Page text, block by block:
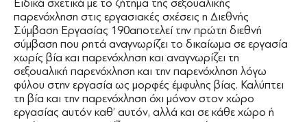
Ειδικά σχετικά με το ζήτημα της σεξουαλικής
παρενόχληση στις εργασιακές σχέσεις η Διεθνής
Σύμβαση Εργασίας 190αποτελεί την πρώτη διεθνή
σύμβαση που ρητά αναγνωρίζει το δικαίωμα σε εργασία
χωρίς βία και παρενόχληση και αναγνωρίζει τη
σεξουαλική παρενόχληση και την παρενόχληση λόγω
φύλου στην εργασία ως μορφές έμφυλης βίας. Καλύπτει
τη βία και την παρενόχληση όχι μόνον στον χώρο
εργασίας αυτόν καθ’ αυτόν, αλλά και σε κάθε χώρο ή